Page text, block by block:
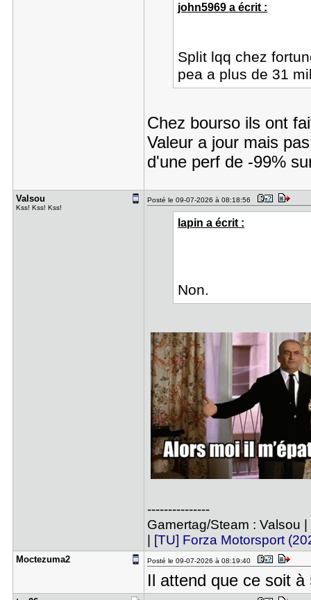
john5969 a écrit :
Split lqq chez
pea a plus de 31
Chez bourso ils ont
Valeur a jour mais
d'une perf de -99%
Valsou
Kss! Kss! Kss!
Posté le 09-07-2026 à 08:18:56
lapin a écrit :
Non.
---------------
Gamertag/Steam : Valsou |
[TU] Forza Motorsport
Moctezuma2 Posté le 09-07-2026 à 08:19:40
Il attend que ce soit